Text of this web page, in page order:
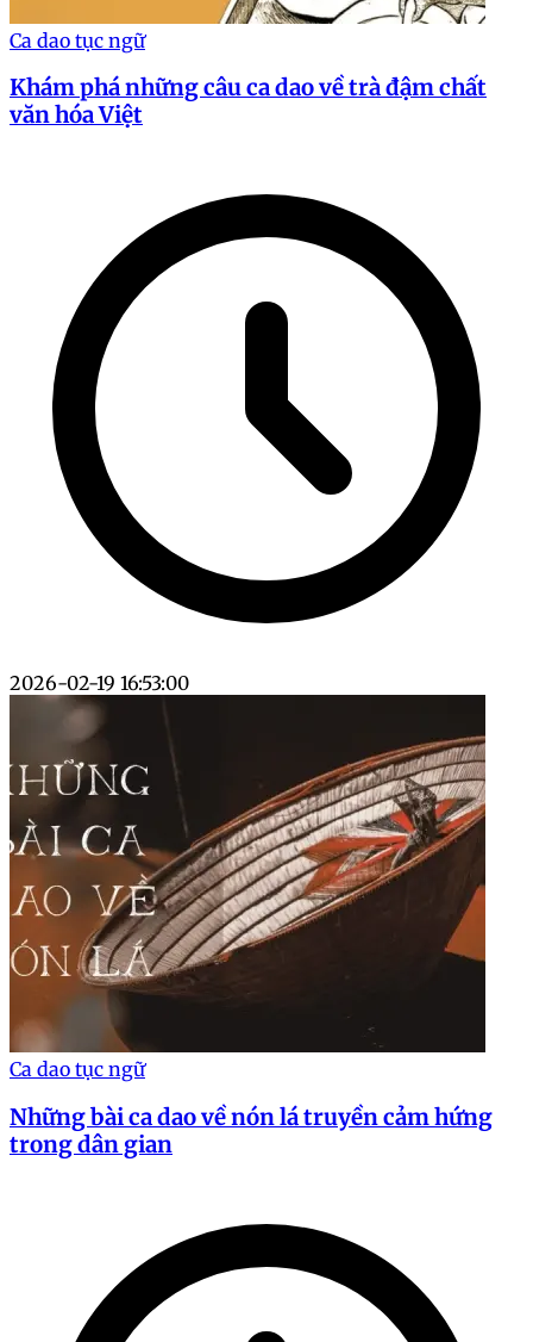
Ca dao tục ngữ
Khám phá những câu ca dao về trà đậm chất
văn hóa Việt
2026-02-19 16:53:00
Ca dao tục ngữ
Những bài ca dao về nón lá truyền cảm hứng
trong dân gian